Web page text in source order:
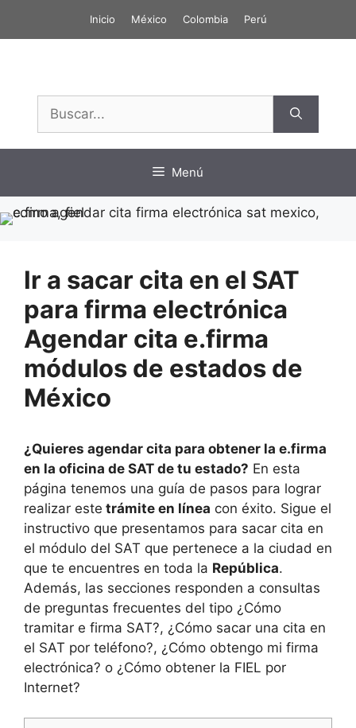
Inicio México Colombia Perú
Menú
Ir a sacar cita en el SAT
para firma electrónica
Agendar cita e.firma
módulos de estados de
México
¿Quieres agendar cita para obtener la e.firma
en la oficina de SAT de tu estado? En esta
página tenemos una guía de pasos para lograr
realizar este trámite en línea con éxito. Sigue el
instructivo que presentamos para sacar cita en
el módulo del SAT que pertenece a la ciudad en
que te encuentres en toda la República.
Además, las secciones responden a consultas
de preguntas frecuentes del tipo ¿Cómo
tramitar e firma SAT?, ¿Cómo sacar una cita en
el SAT por teléfono?, ¿Cómo obtengo mi firma
electrónica? o ¿Cómo obtener la FIEL por
Internet?